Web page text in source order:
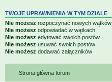
TWOJE UPRAWNIENIA W TYM DZIALE
Nie możesz rozpoczynać nowych wątków
Nie możesz odpowiadać w wątkach
Nie możesz edytować swoich postów
Nie możesz usuwać swoich postów
Nie możesz dodawać załączników
Strona główna forum